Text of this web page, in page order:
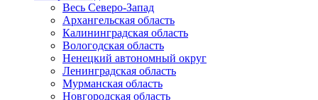
Весь Северо-Запад
Архангельская область
Калининградская область
Вологодская область
Ненецкий автономный округ
Ленинградская область
Мурманская область
Новгородская область